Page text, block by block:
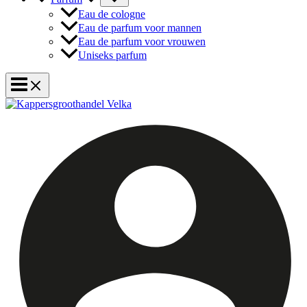
Eau de cologne
Eau de parfum voor mannen
Eau de parfum voor vrouwen
Uniseks parfum